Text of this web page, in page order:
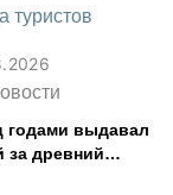
годами выдавал
за древний